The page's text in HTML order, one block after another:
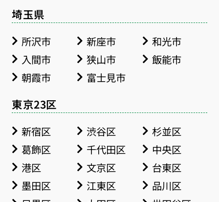
埼玉県
所沢市 新座市
和光市
入間市
狭山市
飯能市
朝霞市
富士見市
東京23区
新宿区 渋谷区
杉並区
葛飾区
千代田区
中央区
港区
文京区
台東区
墨田区
江東区
品川区